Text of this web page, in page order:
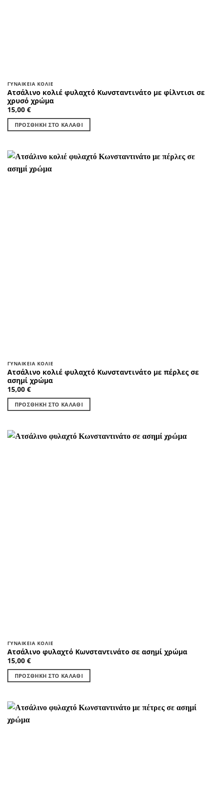
ΓΥΝΑΙΚΕΊΑ ΚΟΛΙΈ
Ατσάλινο κολιέ φυλαχτό Κωνσταντινάτο με φίλντισι σε
χρυσό χρώμα
15,00 €
ΠΡΟΣΘΉΚΗ ΣΤΟ ΚΑΛΆΘΙ
ΓΥΝΑΙΚΕΊΑ ΚΟΛΙΈ
Ατσάλινο κολιέ φυλαχτό Κωνσταντινάτο με πέρλες σε
ασημί χρώμα
15,00 €
ΠΡΟΣΘΉΚΗ ΣΤΟ ΚΑΛΆΘΙ
ΓΥΝΑΙΚΕΊΑ ΚΟΛΙΈ
Ατσάλινο φυλαχτό Κωνσταντινάτο σε ασημί χρώμα
15,00 €
ΠΡΟΣΘΉΚΗ ΣΤΟ ΚΑΛΆΘΙ